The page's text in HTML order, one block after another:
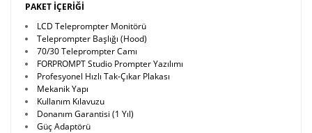
PAKET İÇERİĞİ
LCD Teleprompter Monitörü
Teleprompter Başlığı (Hood)
70/30 Teleprompter Camı
FORPROMPT Studio Prompter Yazılımı
Profesyonel Hızlı Tak-Çıkar Plakası
Mekanik Yapı
Kullanım Kılavuzu
Donanım Garantisi (1 Yıl)
Güç Adaptörü